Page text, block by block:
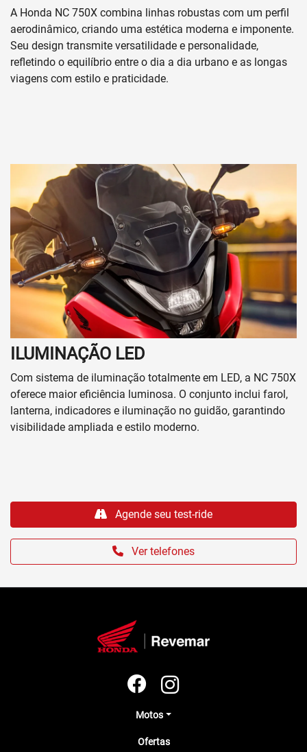
A Honda NC 750X combina linhas robustas com um perfil
aerodinâmico, criando uma estética moderna e imponente.
Seu design transmite versatilidade e personalidade,
refletindo o equilíbrio entre o dia a dia urbano e as longas
viagens com estilo e praticidade.
ILUMINAÇÃO LED
Com sistema de iluminação totalmente em LED, a NC 750X
oferece maior eficiência luminosa. O conjunto inclui farol,
lanterna, indicadores e iluminação no guidão, garantindo
visibilidade ampliada e estilo moderno.
Ver telefones
Agende seu test-ride
Motos
Ofertas